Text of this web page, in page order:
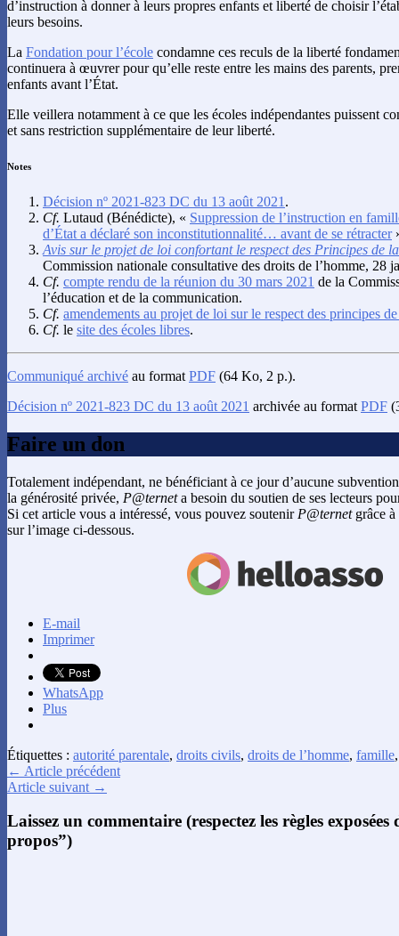
d’instruction à donner à leurs propres enfants et liberté de choisir
leurs besoins.
La Fondation pour l’école condamne ces reculs de la liberté
continuera à œuvrer pour qu’elle reste entre les mains des parents,
enfants avant l’État.
Elle veillera notamment à ce que les écoles indépendantes puissent
et sans restriction supplémentaire de leur liberté.
Notes
Décision nº 2021-823 DC du 13 août 2021 .
Cf. Lutaud (Bénédicte), « Suppression de l’instruction en
d’État a déclaré son inconstitutionnalité… avant de se rétracter
Avis sur le projet de loi confortant le respect des Principes de
Commission nationale consultative des droits de l’homme, 28
Cf. compte rendu de la réunion du 30 mars 2021 de la
l’éducation et de la communication.
Cf. amendements au projet de loi sur le respect des principes
Cf. le site des écoles libres.
Communiqué archivé au format PDF (64 Ko, 2 p.).
Décision nº 2021-823 DC du 13 août 2021 archivée au format PDF
Faire un don
Totalement indépendant, ne bénéficiant à ce jour d’aucune
la générosité privée, P@terneta besoin du soutien de ses lecteurs
Si cet article vous a intéressé, vous pouvez soutenir P@ternetgrâce à
sur l’image ci-dessous.
E-mail
Imprimer
WhatsApp
Plus
Étiquettes : autorité parentale, droits civils, droits de l’homme, famille
← Article précédent
Article suivant →
Laissez un commentaire (respectez les règles
propos”)